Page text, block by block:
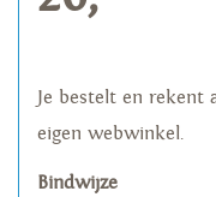
Je bestelt en rekent
eigen webwinkel.
Bindwijze